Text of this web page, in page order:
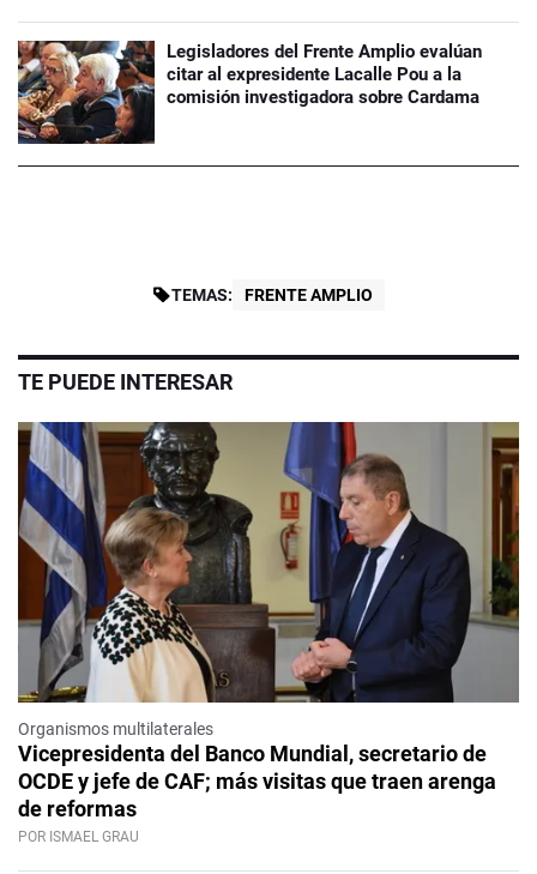
Legisladores del Frente Amplio evalúan
citar al expresidente Lacalle Pou a la
comisión investigadora sobre Cardama
TEMAS: FRENTE AMPLIO
TE PUEDE INTERESAR
Organismos multilaterales
Vicepresidenta del Banco Mundial, secretario de
OCDE y jefe de CAF; más visitas que traen arenga
de reformas
POR ISMAEL GRAU